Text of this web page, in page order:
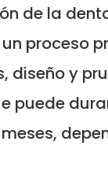
de la
proceso
diseño y
puede